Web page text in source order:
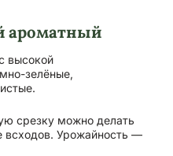
ароматный
высокой
зелёные,
срезку можно делать
всходов. Урожайность —